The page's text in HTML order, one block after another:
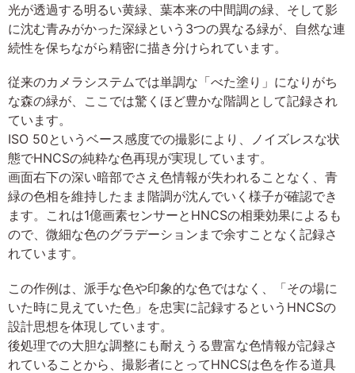
光が透過する明るい黄緑、葉本来の中間調の緑、そして影
に沈む青みがかった深緑という3つの異なる緑が、自然な連
続性を保ちながら精密に描き分けられています。
従来のカメラシステムでは単調な「べた塗り」になりがち
な森の緑が、ここでは驚くほど豊かな階調として記録され
ています。
ISO 50というベース感度での撮影により、ノイズレスな状
態でHNCSの純粋な色再現が実現しています。
画面右下の深い暗部でさえ色情報が失われることなく、青
緑の色相を維持したまま階調が沈んでいく様子が確認でき
ます。これは1億画素センサーとHNCSの相乗効果によるも
ので、微細な色のグラデーションまで余すことなく記録さ
れています。
この作例は、派手な色や印象的な色ではなく、「その場に
いた時に見えていた色」を忠実に記録するというHNCSの
設計思想を体現しています。
後処理での大胆な調整にも耐えうる豊富な色情報が記録さ
れていることから、撮影者にとってHNCSは色を作る道具